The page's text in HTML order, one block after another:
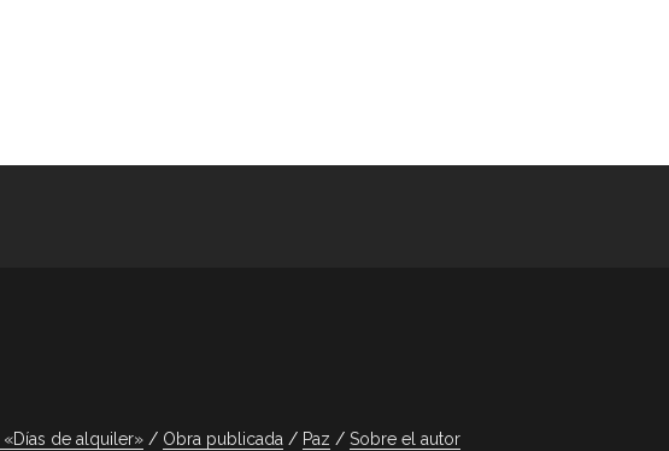
«Días de alquiler» Obra publicada Paz Sobre el autor